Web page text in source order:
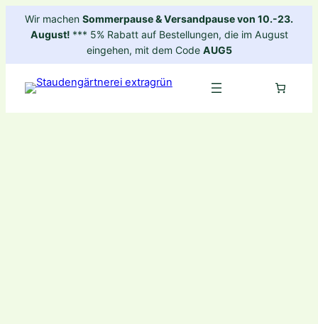
ZumWir machen Sommerpause & Versandpause von 10.-23.
August! *** 5% Rabatt auf Bestellungen, die im August
eingehen, mit dem Code AUG5